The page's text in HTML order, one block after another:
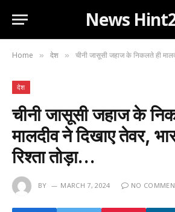
News
Home » देश » चीनी जासूसी जहाज के निकलते ही मालदीव ने
देश
चीनी जासूसी जहाज के
मालदीव ने दिखाए तेवर,
रिश्ता तोड़ा…
BY MARCH 7, 2024 NO